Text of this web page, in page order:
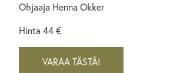
Ohjaaja Henna Okker
Hinta 44 €
VARAA TÄSTÄ!